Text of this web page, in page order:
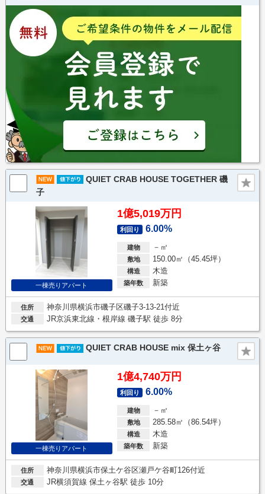
QUIET CRAB HOUSE TOGETHER 磯
子
一棟売りアパート
1億5,019万円
利回り 6.00%
建物 －㎡
敷地 150.00㎡（45.45坪）
構造 木造
築年数 新築
住所 神奈川県横浜市磯子区磯子3-13-21付近
交通 JR京浜東北線・根岸線 磯子駅 徒歩 8分
QUIET CRAB HOUSE mix 保土ヶ谷
一棟売りアパート
1億4,740万円
利回り 6.00%
建物 －㎡
敷地 285.58㎡（86.54坪）
構造 木造
築年数 新築
住所 神奈川県横浜市保土ケ谷区瀬戸ケ谷町126付近
交通 JR横須賀線 保土ヶ谷駅 徒歩 10分